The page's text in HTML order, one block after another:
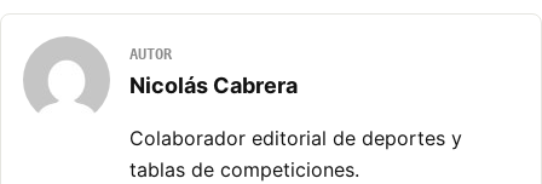
AUTOR
Nicolás Cabrera
Colaborador editorial de deportes y
tablas de competiciones.